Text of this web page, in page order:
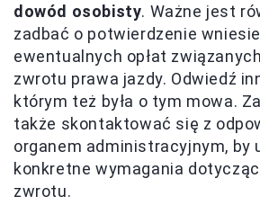
dowód osobisty. Ważne jest
zadbać o potwierdzenie
ewentualnych opłat
zwrotu prawa jazdy. Odwiedź
którym też była o tym mowa.
także skontaktować się z
organem administracyjnym, by
konkretne wymagania
zwrotu.